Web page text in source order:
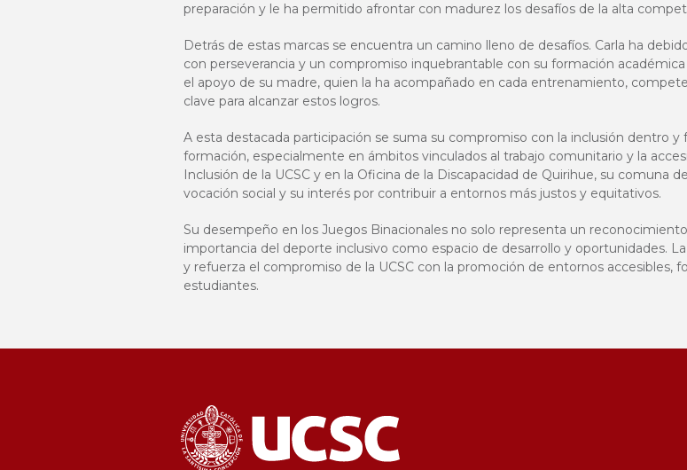
preparación y le ha permitido afrontar con madurez los desafíos de la alta
Detrás de estas marcas se encuentra un camino lleno de desafíos. Carla ha
con perseverancia y un compromiso inquebrantable con su formación
el apoyo de su madre, quien la ha acompañado en cada entrenamiento,
clave para alcanzar estos logros.
A esta destacada participación se suma su compromiso con la inclusión dentro y
formación, especialmente en ámbitos vinculados al trabajo comunitario y la
Inclusión de la UCSC y en la Oficina de la Discapacidad de Quirihue, su comuna
vocación social y su interés por contribuir a entornos más justos y equitativos.
Su desempeño en los Juegos Binacionales no solo representa un
importancia del deporte inclusivo como espacio de desarrollo y oportunidades.
y refuerza el compromiso de la UCSC con la promoción de entornos accesibles,
estudiantes.